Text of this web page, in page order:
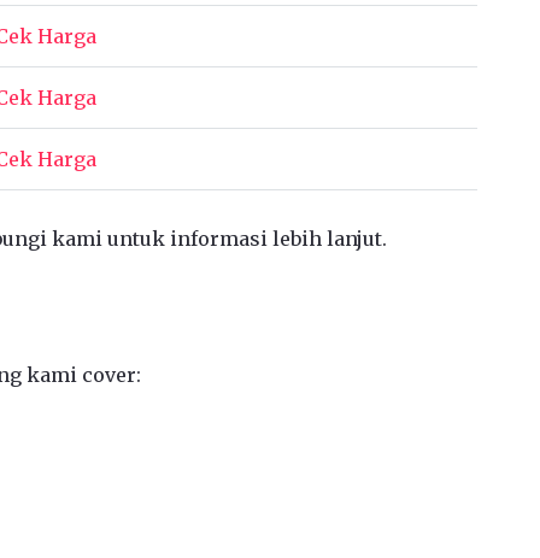
Harga
Harga
Harga
kami untuk informasi lebih lanjut.
kami cover: